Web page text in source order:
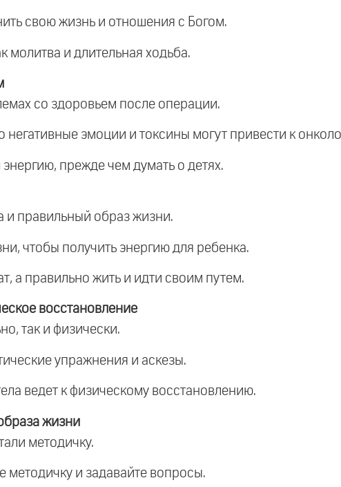
свою жизнь и отношения с Богом.
молитва и длительная ходьба.
со здоровьем после операции.
негативные эмоции и токсины могут привести к
прежде чем думать о детях.
и правильный образ жизни.
чтобы получить энергию для ребенка.
а правильно жить и идти своим путем.
восстановление
так и физически.
упражнения и аскезы.
ведет к физическому восстановлению.
жизни
методичку.
методичку и задавайте вопросы.